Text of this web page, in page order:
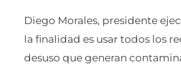
Diego Morales, presidente
la finalidad es usar todos los
desuso que generan